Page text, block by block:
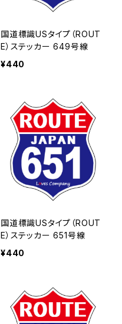
国道標識USタイプ（ROUT
E）ステッカー 649号線
¥440
国道標識USタイプ（ROUT
E）ステッカー 651号線
¥440